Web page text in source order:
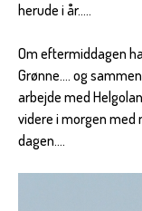
herude i år.....
Om eftermiddagen
Grønne.... og
arbejde med
videre i morgen med
dagen....